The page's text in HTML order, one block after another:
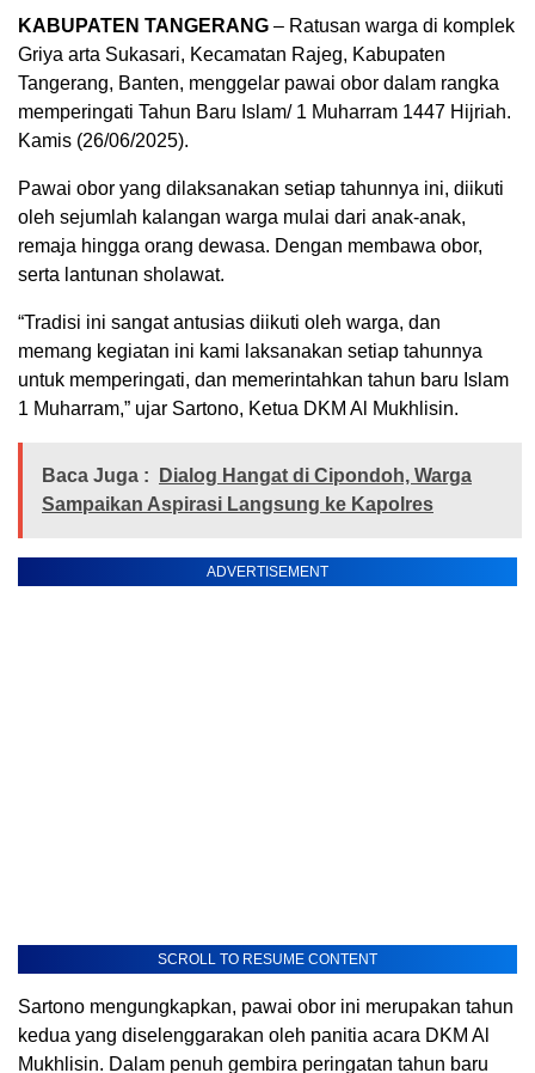
KABUPATEN TANGERANG – Ratusan warga di komplek
Griya arta Sukasari, Kecamatan Rajeg, Kabupaten
Tangerang, Banten, menggelar pawai obor dalam rangka
memperingati Tahun Baru Islam/ 1 Muharram 1447 Hijriah.
Kamis (26/06/2025).
Pawai obor yang dilaksanakan setiap tahunnya ini, diikuti
oleh sejumlah kalangan warga mulai dari anak-anak,
remaja hingga orang dewasa. Dengan membawa obor,
serta lantunan sholawat.
“Tradisi ini sangat antusias diikuti oleh warga, dan
memang kegiatan ini kami laksanakan setiap tahunnya
untuk memperingati, dan memerintahkan tahun baru Islam
1 Muharram,” ujar Sartono, Ketua DKM Al Mukhlisin.
Baca Juga :
Dialog Hangat di Cipondoh, Warga
Sampaikan Aspirasi Langsung ke Kapolres
ADVERTISEMENT
SCROLL TO RESUME CONTENT
Sartono mengungkapkan, pawai obor ini merupakan tahun
kedua yang diselenggarakan oleh panitia acara DKM Al
Mukhlisin. Dalam penuh gembira peringatan tahun baru